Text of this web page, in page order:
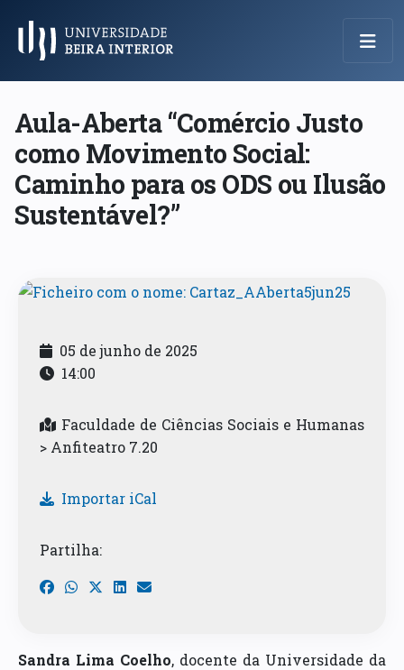
Menu Principal
Aula-Aberta “Comércio Justo
como Movimento Social:
Caminho para os ODS ou Ilusão
Sustentável?”
05 de junho de 2025
14:00
Faculdade de Ciências Sociais e Humanas
> Anfiteatro 7.20
Importar iCal
Partilha:
Sandra Lima Coelho, docente da Universidade da